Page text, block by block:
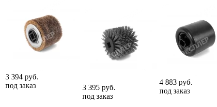
3 394 руб.
под заказ
3 395 руб.
под заказ
4 883 руб.
под заказ